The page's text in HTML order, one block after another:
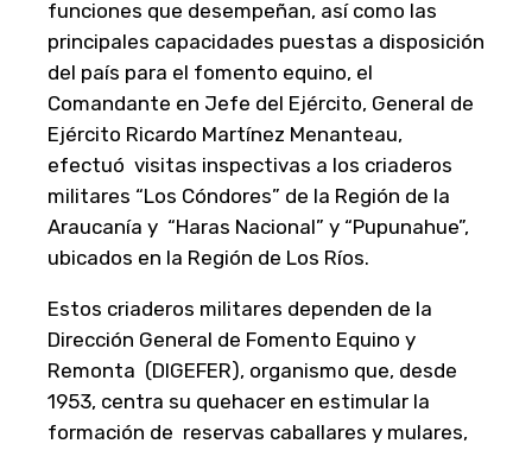
funciones que desempeñan, así como las
principales capacidades puestas a disposición
del país para el fomento equino, el
Comandante en Jefe del Ejército, General de
Ejército Ricardo Martínez Menanteau,
efectuó visitas inspectivas a los criaderos
militares “Los Cóndores” de la Región de la
Araucanía y “Haras Nacional” y “Pupunahue”,
ubicados en la Región de Los Ríos.
Estos criaderos militares dependen de la
Dirección General de Fomento Equino y
Remonta (DIGEFER), organismo que, desde
1953, centra su quehacer en estimular la
formación de reservas caballares y mulares,